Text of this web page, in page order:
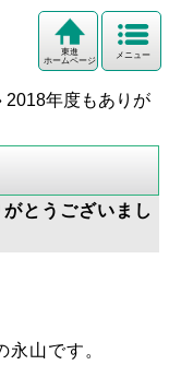
メニュー
東進
ホームページ
2018年度もありが
とうございまし
山です。